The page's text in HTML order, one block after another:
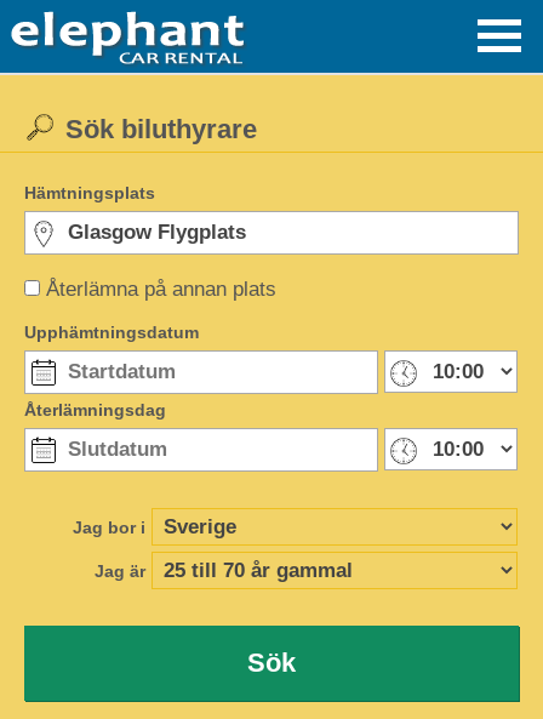
Återlämna på annan plats
Sök biluthyrare
Hämtningsplats
Upphämtningsdatum
Återlämningsdag
Jag bor i
Jag är
Sök